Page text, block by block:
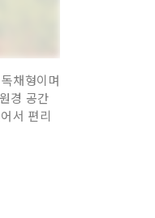
채형이며
경 공간
서 편리